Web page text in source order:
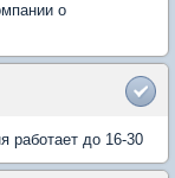
о
работает до 16-30